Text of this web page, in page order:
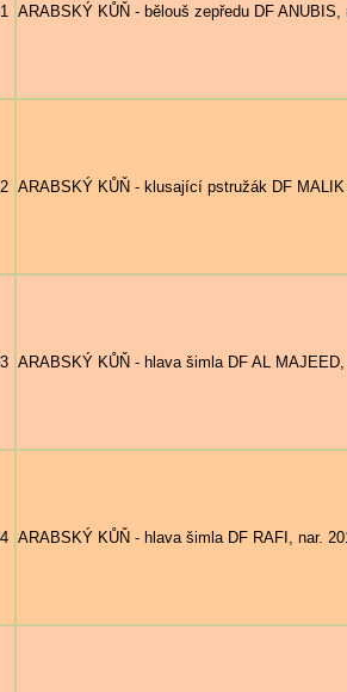
ARABSKÝ KŮŇ - bělouš zepředu DF ANUBIS,
ARABSKÝ KŮŇ - klusající pstružák DF
ARABSKÝ KŮŇ - hlava šimla DF AL MAJEED,
ARABSKÝ KŮŇ - hlava šimla DF RAFI, nar.